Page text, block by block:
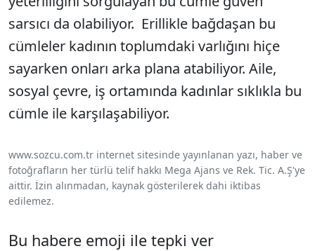
sarsıcı da olabiliyor. Erillikle bağdaşan bu
cümleler kadının toplumdaki varlığını hiçe
sayarken onları arka plana atabiliyor. Aile,
sosyal çevre, iş ortamında kadınlar sıklıkla bu
cümle ile karşılaşabiliyor.
www.sozcu.com.tr internet sitesinde yayınlanan yazı, haber ve
fotoğrafların her türlü telif hakkı Mega Ajans ve Rek. Tic. A.Ş'ye
aittir. İzin alınmadan, kaynak gösterilerek dahi iktibas
edilemez.
Bu habere emoji ile tepki ver